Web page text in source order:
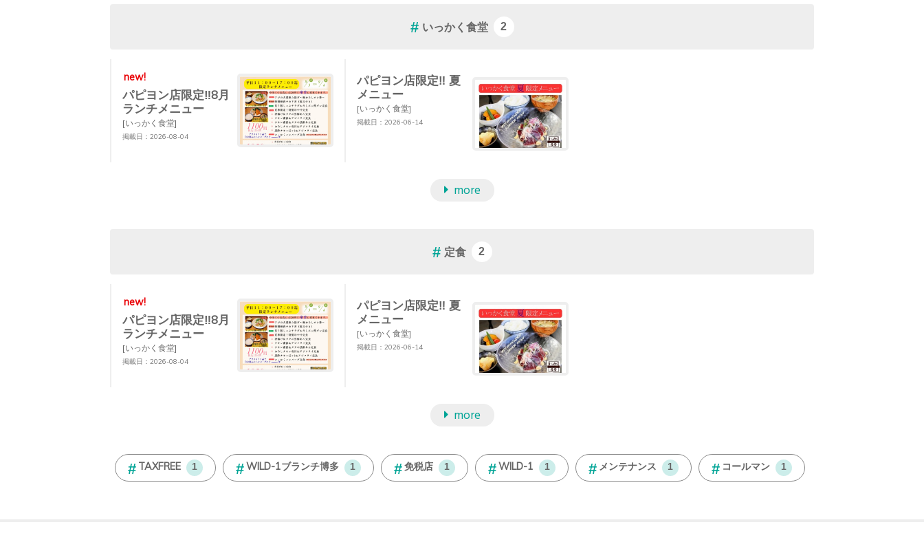
いっかく食堂 2
new!
パピヨン店限定‼︎8月
ランチメニュー
[いっかく食堂]
掲載日：2026-08-04
パピヨン店限定‼︎ 夏
メニュー
[いっかく食堂]
掲載日：2026-06-14
more
定食 2
new!
パピヨン店限定‼︎8月
ランチメニュー
[いっかく食堂]
掲載日：2026-08-04
パピヨン店限定‼︎ 夏
メニュー
[いっかく食堂]
掲載日：2026-06-14
more
TAXFREE 1 WILD-1ブランチ博多 1 免税店 1 WILD-1 1 メンテナンス 1 コールマン 1